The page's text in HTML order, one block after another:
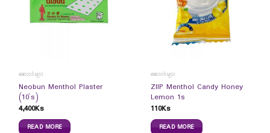
ဆေးဝါးများ
Neobun Menthol Plaster
(10`s)
4,400Ks
READ MORE
ဆေးဝါးများ
ZIIP Menthol Candy Honey
Lemon 1s
110Ks
READ MORE